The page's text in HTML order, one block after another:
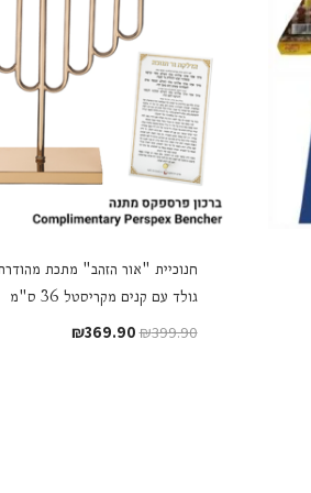
חנוכיית "אור הזהב" מתכת מהודרת
גולד עם קנים מקריסטל 36 ס"מ
₪399.90
המחיר
₪369.90 המחיר